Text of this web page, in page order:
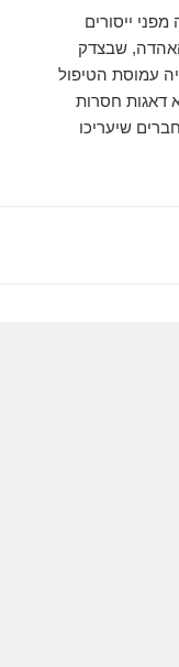
ייסורים
שבצדק
עמוסת הטיפול
דאגות חסרות
שיעריכו